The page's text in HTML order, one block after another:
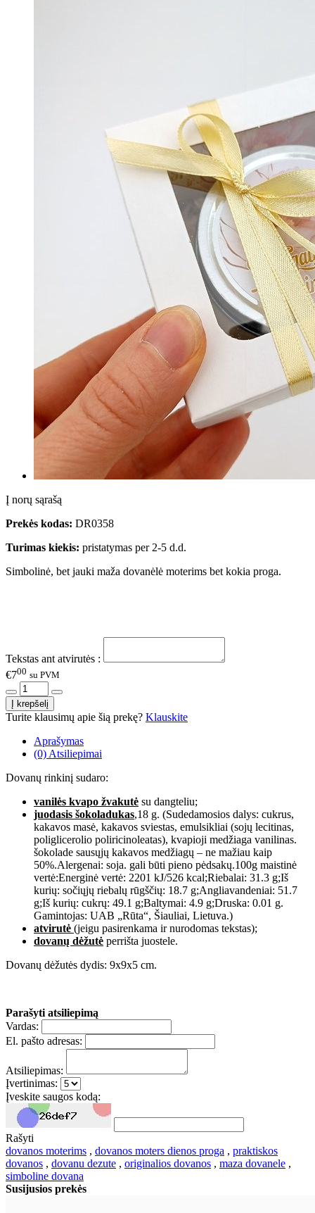
Į norų sąrašą
Prekės kodas: DR0358
Turimas kiekis: pristatymas per 2-5 d.d.
Simbolinė, bet jauki maža dovanėlė moterims bet kokia proga.
Tekstas ant atvirutės :
€700 su PVM
Turite klausimų apie šią prekę? Klauskite
Aprašymas
(0) Atsiliepimai
Dovanų rinkinį sudaro:
vanilės kvapo žvakutė su dangteliu;
juodasis šokoladukas,18 g. (Sudedamosios dalys: cukrus,
kakavos masė, kakavos sviestas, emulsikliai (sojų lecitinas,
poliglicerolio poliricinoleatas), kvapioji medžiaga vanilinas.
šokolade sausųjų kakavos medžiagų – ne mažiau kaip
50%.Alergenai: soja. gali būti pieno pėdsakų.100g maistinė
vertė:Energinė vertė: 2201 kJ/526 kcal;Riebalai: 31.3 g;Iš
kurių: sočiųjų riebalų rūgščių: 18.7 g;Angliavandeniai: 51.7
g;Iš kurių: cukrų: 49.1 g;Baltymai: 4.9 g;Druska: 0.01 g.
Gamintojas: UAB „Rūta“, Šiauliai, Lietuva.)
atvirutė (jeigu pasirenkama ir nurodomas tekstas);
dovanų dėžutė perrišta juostele.
Dovanų dėžutės dydis: 9x9x5 cm.
Parašyti atsiliepimą
Vardas:
El. pašto adresas:
Atsiliepimas:
Įvertinimas:
Įveskite saugos kodą:
Rašyti
dovanos moterims , dovanos moters dienos proga , praktiskos
dovanos , dovanu dezute , originalios dovanos , maza dovanele ,
simboline dovana
Susijusios prekės